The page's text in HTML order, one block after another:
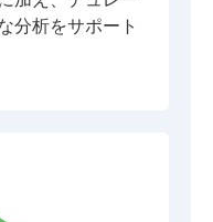
分析をサポート